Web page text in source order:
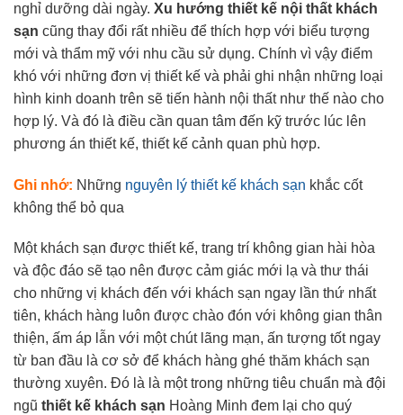
nghỉ dưỡng dài ngày. Xu hướng thiết kế nội thất khách
sạn cũng thay đổi rất nhiều để thích hợp với biểu tượng
mới và thẩm mỹ với nhu cầu sử dụng. Chính vì vậy điểm
khó với những đơn vị thiết kế và phải ghi nhận những loại
hình kinh doanh trên sẽ tiến hành nội thất như thế nào cho
hợp lý. Và đó là điều cần quan tâm đến kỹ trước lúc lên
phương án thiết kế, thiết kế cảnh quan phù hợp.
Ghi nhớ: Những nguyên lý thiết kế khách sạn khắc cốt
không thể bỏ qua
Một khách sạn được thiết kế, trang trí không gian hài hòa
và độc đáo sẽ tạo nên được cảm giác mới lạ và thư thái
cho những vị khách đến với khách sạn ngay lần thứ nhất
tiên, khách hàng luôn được chào đón với không gian thân
thiện, ấm áp lẫn với một chút lãng mạn, ấn tượng tốt ngay
từ ban đầu là cơ sở để khách hàng ghé thăm khách sạn
thường xuyên. Đó là là một trong những tiêu chuẩn mà đội
ngũ thiết kế khách sạn Hoàng Minh đem lại cho quý